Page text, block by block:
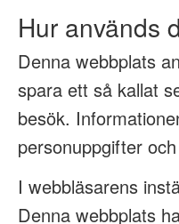
Hur används
Denna webbplats
spara ett så kallat
besök.
personuppgifter
I webbläsarens
Denna webbplats